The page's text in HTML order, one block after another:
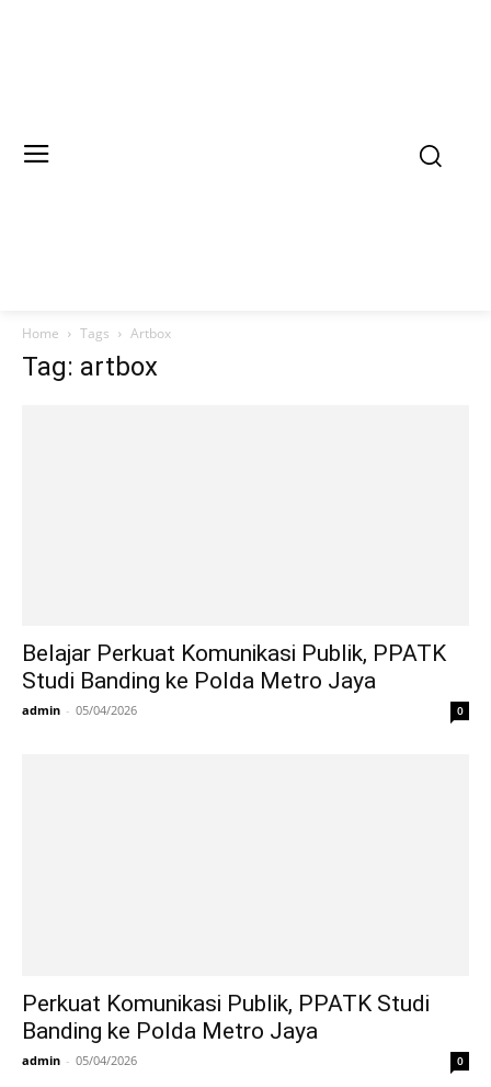
Home Tags Artbox
Tag: artbox
Belajar Perkuat Komunikasi Publik, PPATK
Studi Banding ke Polda Metro Jaya
admin - 05/04/2026 0
Perkuat Komunikasi Publik, PPATK Studi
Banding ke Polda Metro Jaya
admin - 05/04/2026 0